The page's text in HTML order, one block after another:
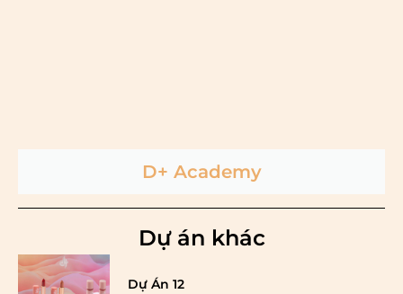
D+ Academy
Dự án khác
Dự Án 12